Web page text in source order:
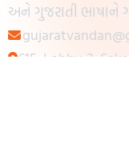
અને ગુજરાતી ભાષાને
615, Lobby-2,